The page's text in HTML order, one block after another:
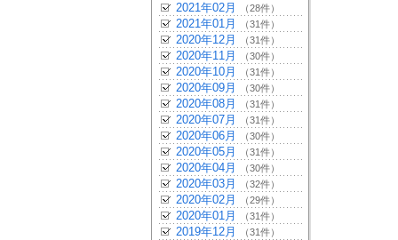
2021年02月 （28件）
2021年01月 （31件）
2020年12月 （31件）
2020年11月 （30件）
2020年10月 （31件）
2020年09月 （30件）
2020年08月 （31件）
2020年07月 （31件）
2020年06月 （30件）
2020年05月 （31件）
2020年04月 （30件）
2020年03月 （32件）
2020年02月 （29件）
2020年01月 （31件）
2019年12月 （31件）